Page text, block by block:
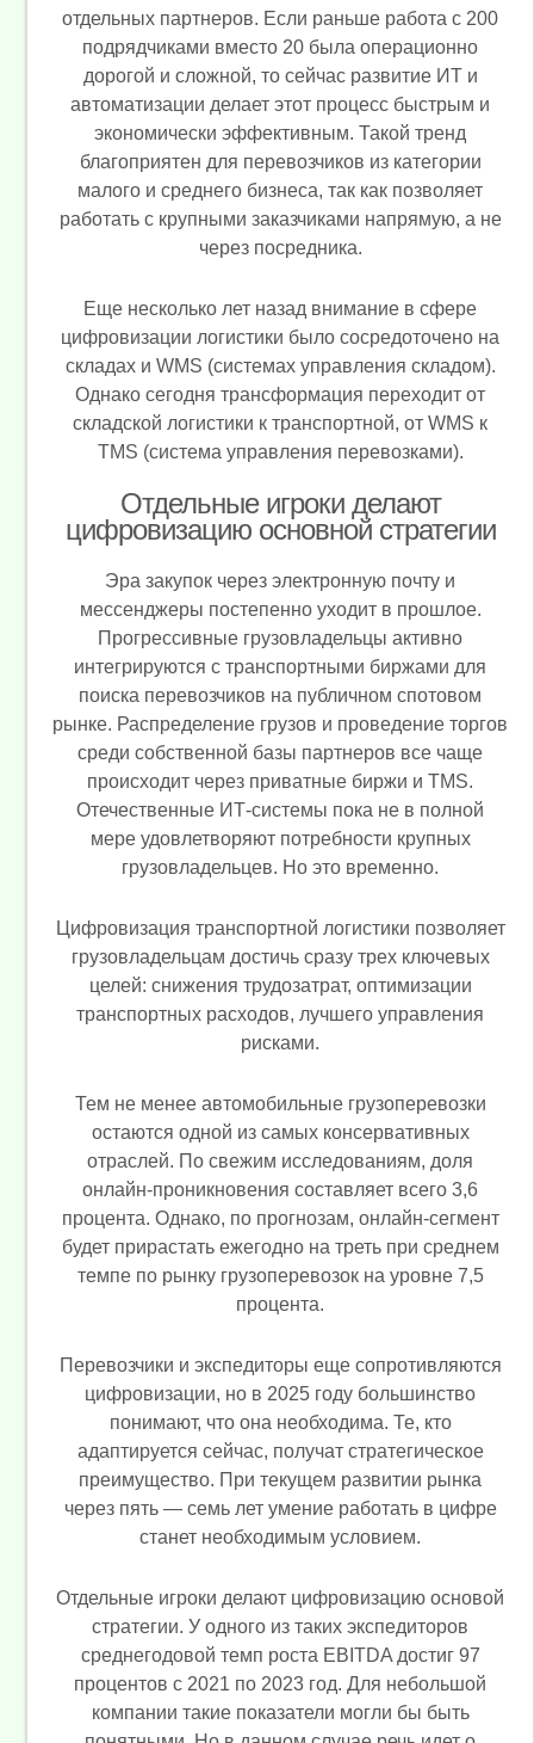
отдельных партнеров. Если раньше работа с 200
подрядчиками вместо 20 была операционно
дорогой и сложной, то сейчас развитие ИТ и
автоматизации делает этот процесс быстрым и
экономически эффективным. Такой тренд
благоприятен для перевозчиков из категории
малого и среднего бизнеса, так как позволяет
работать с крупными заказчиками напрямую, а не
через посредника.
Еще несколько лет назад внимание в сфере
цифровизации логистики было сосредоточено на
складах и WMS (системах управления складом).
Однако сегодня трансформация переходит от
складской логистики к транспортной, от WMS к
TMS (система управления перевозками).
Отдельные игроки делают
цифровизацию основной стратегии
Эра закупок через электронную почту и
мессенджеры постепенно уходит в прошлое.
Прогрессивные грузовладельцы активно
интегрируются с транспортными биржами для
поиска перевозчиков на публичном спотовом
рынке. Распределение грузов и проведение торгов
среди собственной базы партнеров все чаще
происходит через приватные биржи и TMS.
Отечественные ИТ-системы пока не в полной
мере удовлетворяют потребности крупных
грузовладельцев. Но это временно.
Цифровизация транспортной логистики позволяет
грузовладельцам достичь сразу трех ключевых
целей: снижения трудозатрат, оптимизации
транспортных расходов, лучшего управления
рисками.
Тем не менее автомобильные грузоперевозки
остаются одной из самых консервативных
отраслей. По свежим исследованиям, доля
онлайн-проникновения составляет всего 3,6
процента. Однако, по прогнозам, онлайн-сегмент
будет прирастать ежегодно на треть при среднем
темпе по рынку грузоперевозок на уровне 7,5
процента.
Перевозчики и экспедиторы еще сопротивляются
цифровизации, но в 2025 году большинство
понимают, что она необходима. Те, кто
адаптируется сейчас, получат стратегическое
преимущество. При текущем развитии рынка
через пять — семь лет умение работать в цифре
станет необходимым условием.
Отдельные игроки делают цифровизацию основой
стратегии. У одного из таких экспедиторов
среднегодовой темп роста EBITDA достиг 97
процентов с 2021 по 2023 год. Для небольшой
компании такие показатели могли бы быть